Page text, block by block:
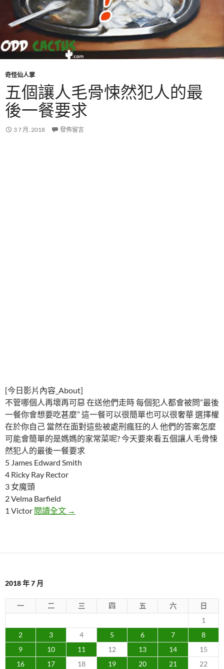
奇怪仙人掌
五個讓人毛骨悚然犯人的最
後一餐要求
3 7 月, 2018 發佈留言
[今日影片內容_About]
不管哪個人再壞再可惡 在送他們走時 每個犯人都會被問”最後
一餐你會想要吃甚麼” 這一餐可以很簡單也可以很奢華 選擇權
在於你自己 當然在面對這些被處刑瘋狂的人 他們的答案怎麼
可能會簡單的是媽媽的家常菜呢? 今天要來看五個讓人毛骨悚
然犯人的最後一餐要求
5 James Edward Smith
4 Ricky Ray Rector
3 女魔頭
2 Velma Barfield
1 Victor 閱讀全文 五個讓人毛骨悚然犯人的最後一餐要求
→
2018 年 7 月
一 二 三 四 五 六
日
1
2
3 4 5 6 7
8
9
10 11 12 13 14
15
16
17 18 19 20 21 22